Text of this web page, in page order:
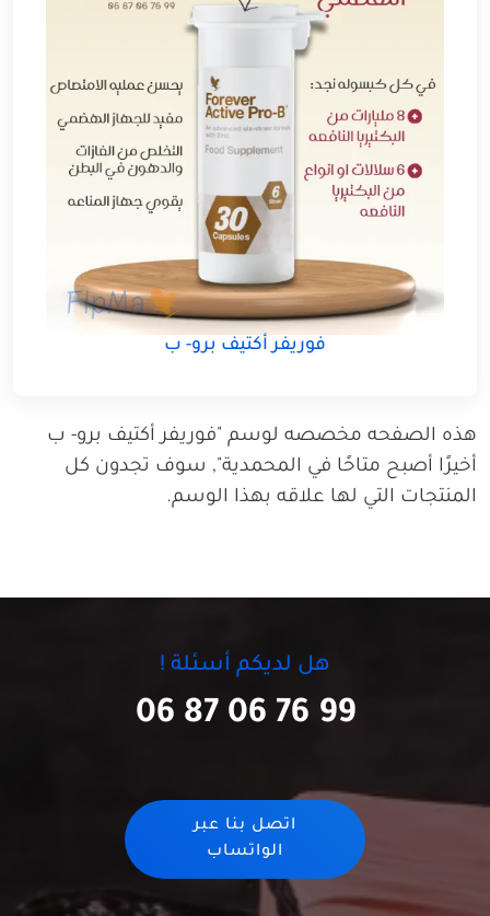
فوريفر أكتيف برو- ب
هذه الصفحه مخصصه لوسم "فوريفر أكتيف برو- ب
أخيرًا أصبح متاحًا في المحمدية", سوف تجدون كل
المنتجات التي لها علاقه بهذا الوسم.
هل لديكم أسئلة !
06 87 06 76 99
اتصل بنا عبر
الواتساب